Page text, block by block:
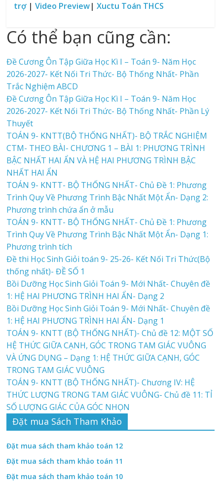
trợ|Video Preview|Xuctu Toán THCS
Có thể bạn cũng cần:
Đề Cương Ôn Tập Giữa Học Kì I – Toán 9- Năm Học
2026-2027- Kết Nối Tri Thức- Bộ Thống Nhất- Phần
Trắc Nghiệm ABCD
Đề Cương Ôn Tập Giữa Học Kì I – Toán 9- Năm Học
2026-2027- Kết Nối Tri Thức- Bộ Thống Nhất- Phần Lý
Thuyết
TOÁN 9- KNTT(BỘ THỐNG NHẤT)- BỘ TRẮC NGHIỆM
CTM- THEO BÀI- CHƯƠNG 1 – BÀI 1: PHƯƠNG TRÌNH
BẬC NHẤT HAI ẨN VÀ HỆ HAI PHƯƠNG TRÌNH BẬC
NHẤT HAI ẨN
TOÁN 9- KNTT- BỘ THỐNG NHẤT- Chủ Đề 1: Phương
Trình Quy Về Phương Trình Bậc Nhất Một Ẩn- Dạng 2:
Phương trình chứa ẩn ở mẫu
TOÁN 9- KNTT- BỘ THỐNG NHẤT- Chủ Đề 1: Phương
Trình Quy Về Phương Trình Bậc Nhất Một Ẩn- Dạng 1:
Phương trình tích
Đề thi Học Sinh Giỏi toán 9- 25-26- Kết Nối Tri Thức(Bộ
thống nhất)- ĐỀ SỐ 1
Bồi Dưỡng Học Sinh Giỏi Toán 9- Mới Nhất- Chuyên đề
1: HỆ HAI PHƯƠNG TRÌNH HAI ẨN- Dạng 2
Bồi Dưỡng Học Sinh Giỏi Toán 9- Mới Nhất- Chuyên đề
1: HỆ HAI PHƯƠNG TRÌNH HAI ẨN- Dạng 1
TOÁN 9- KNTT (BỘ THỐNG NHẤT)- Chủ đề 12: MỘT SỐ
HỆ THỨC GIỮA CẠNH, GÓC TRONG TAM GIÁC VUÔNG
VÀ ỨNG DỤNG – Dạng 1: HỆ THỨC GIỮA CẠNH, GÓC
TRONG TAM GIÁC VUÔNG
TOÁN 9- KNTT (BỘ THỐNG NHẤT)- Chương IV: HỆ
THỨC LƯỢNG TRONG TAM GIÁC VUÔNG- Chủ đề 11: TỈ
SỐ LƯỢNG GIÁC CỦA GÓC NHỌN
Đặt mua Sách Tham Khảo
Đặt mua sách tham khảo toán 12
Đặt mua sách tham khảo toán 11
Đặt mua sách tham khảo toán 10